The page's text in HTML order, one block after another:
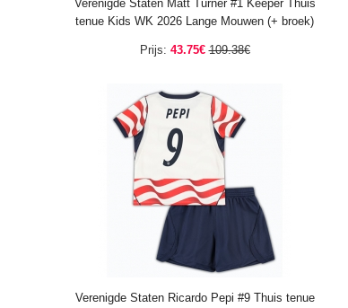
Verenigde Staten Matt Turner #1 Keeper Thuis
tenue Kids WK 2026 Lange Mouwen (+ broek)
Prijs: 43.75€ 109.38€
Verenigde Staten Ricardo Pepi #9 Thuis tenue